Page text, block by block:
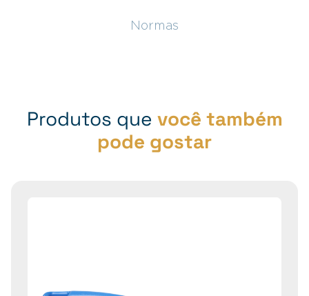
Normas
Produtos que você também
pode gostar